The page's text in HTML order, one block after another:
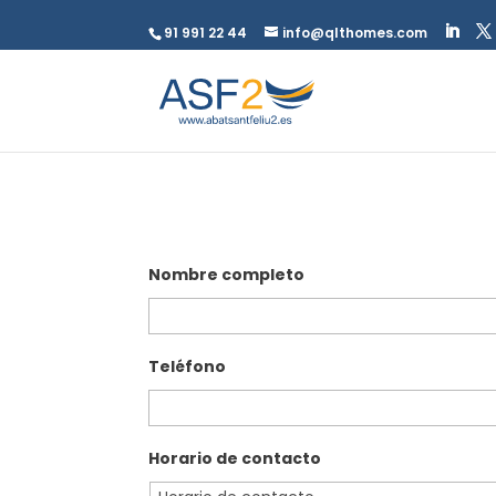
91 991 22 44 info@qlthomes.com
Nombre completo
Teléfono
Horario de contacto